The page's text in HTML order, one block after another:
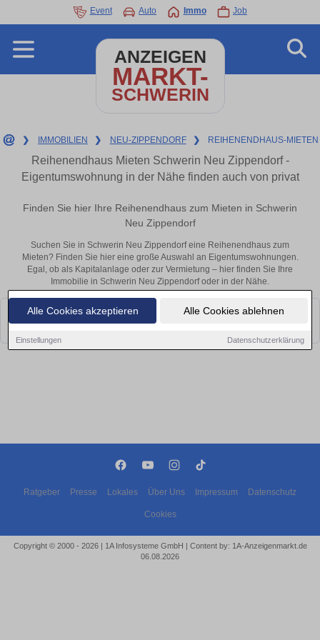
Alle Cookies akzeptieren Alle Cookies ablehnen
Einstellungen Datenschutzerklärung
Event Auto Immo Job
ANZEIGEN
MARKT-
SCHWERIN
❯ IMMOBILIEN ❯ NEU-ZIPPENDORF ❯ REIHENENDHAUS-MIETEN
Reihenendhaus Mieten Schwerin Neu Zippendorf -
Eigentumswohnung in der Nähe finden auch von privat
Finden Sie hier Ihre Reihenendhaus zum Mieten in Schwerin
Neu Zippendorf
Suchen Sie in Schwerin Neu Zippendorf eine Reihenendhaus zum
Mieten? Finden Sie hier eine große Auswahl an Eigentumswohnungen.
Egal, ob als Kapitalanlage oder zur Vermietung – hier finden Sie Ihre
Immobilie in Schwerin Neu Zippendorf oder in der Nähe.
Leider konnten wir derzeit keine passenden Objekte finden. Schauen Sie
bald wieder vorbei!
Ratgeber Presse Lokales Über Uns Impressum Datenschutz
Cookies
Copyright © 2000 - 2026 | 1A Infosysteme GmbH | Content by: 1A-Anzeigenmarkt.de
06.08.2026